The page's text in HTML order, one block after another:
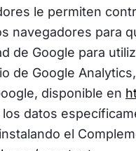
le permiten
navegadores para
de Google para
de Google
disponible en
datos
el